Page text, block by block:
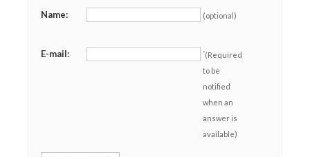
Name: (optional)
E-mail: *(Required
to be
notified
when an
answer is
available)